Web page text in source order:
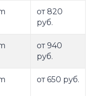
от 820
руб.
от 940
руб.
от 650 руб.